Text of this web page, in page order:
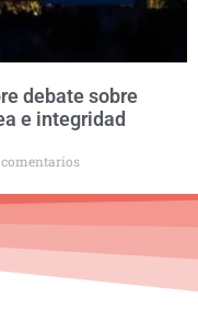
debate sobre
e integridad